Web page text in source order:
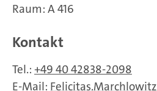
Raum: A 416
Kontakt
Tel.: +49 40 42838-2098
E-Mail: Felicitas.Marchlowitz